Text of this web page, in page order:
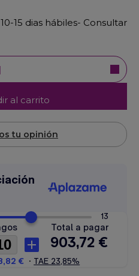
15 dias hábiles- Consultar
al carrito
tu opinión